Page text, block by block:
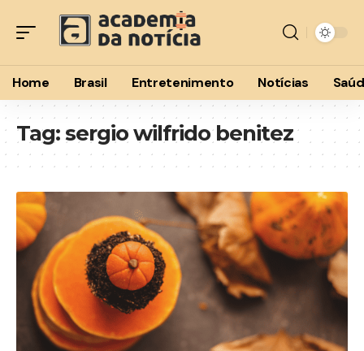
Home Brasil Entretenimento Notícias
Tag:sergio wilfrido benitez